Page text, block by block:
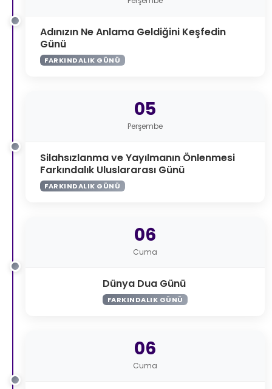
Adınızın Ne Anlama Geldiğini Keşfedin
Günü
FARKINDALIK GÜNÜ
05
Perşembe
Silahsızlanma ve Yayılmanın Önlenmesi
Farkındalık Uluslararası Günü
FARKINDALIK GÜNÜ
06
Cuma
Dünya Dua Günü
FARKINDALIK GÜNÜ
06
Cuma